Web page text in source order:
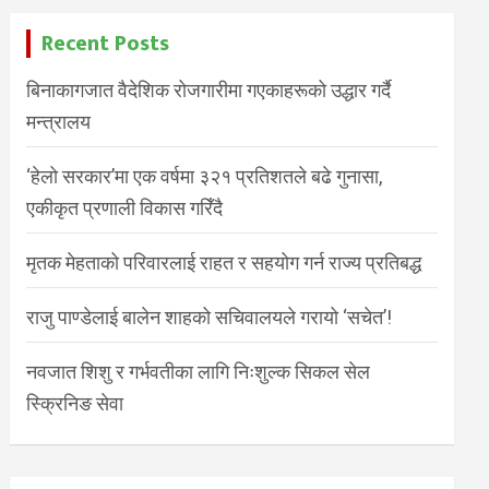
Recent Posts
बिनाकागजात वैदेशिक रोजगारीमा गएकाहरूको उद्धार गर्दै
मन्त्रालय
‘हेलो सरकार’मा एक वर्षमा ३२१ प्रतिशतले बढे गुनासा,
एकीकृत प्रणाली विकास गरिँदै
मृतक मेहताको परिवारलाई राहत र सहयोग गर्न राज्य प्रतिबद्ध
राजु पाण्डेलाई बालेन शाहको सचिवालयले गरायो ‘सचेत’!
नवजात शिशु र गर्भवतीका लागि निःशुल्क सिकल सेल
स्क्रिनिङ सेवा